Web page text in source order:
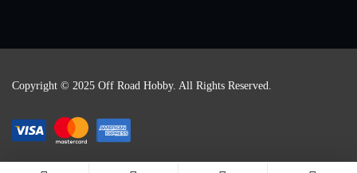
Copyright © 2025 Off Road Hobby. All Rights Reserved.